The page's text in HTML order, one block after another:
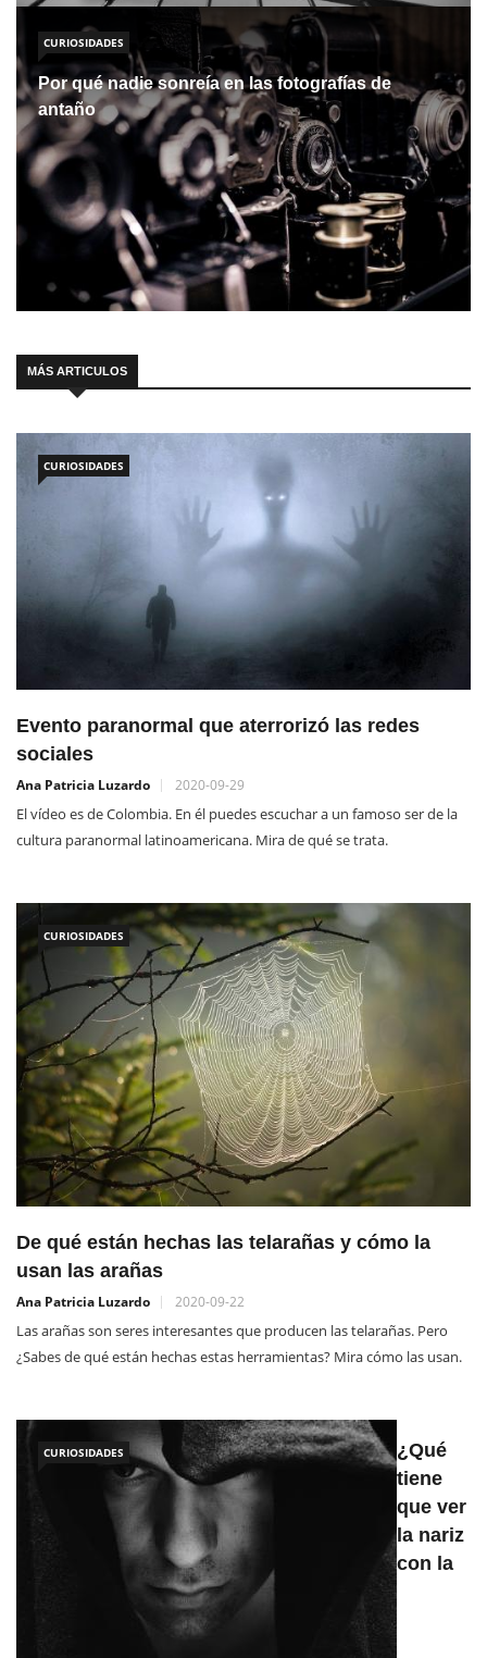
CURIOSIDADES
Por qué nadie sonreía en las fotografías de
antaño
MÁS ARTICULOS
CURIOSIDADES
Evento paranormal que aterrorizó las redes
sociales
Ana Patricia Luzardo 2020-09-29
El vídeo es de Colombia. En él puedes escuchar a un famoso ser de la
cultura paranormal latinoamericana. Mira de qué se trata.
CURIOSIDADES
De qué están hechas las telarañas y cómo la
usan las arañas
Ana Patricia Luzardo 2020-09-22
Las arañas son seres interesantes que producen las telarañas. Pero
¿Sabes de qué están hechas estas herramientas? Mira cómo las usan.
CURIOSIDADES
¿Qué
tiene
que ver
la nariz
con la